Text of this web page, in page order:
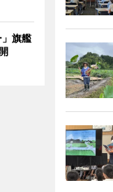
旗艦